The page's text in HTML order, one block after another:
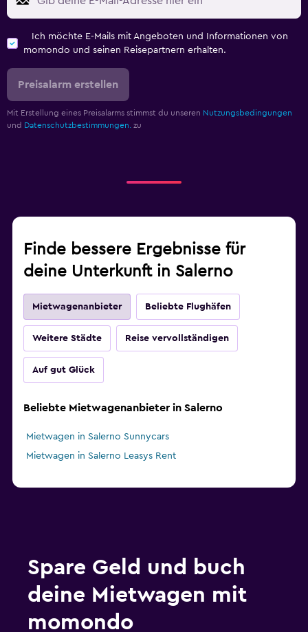
Ich möchte E-Mails mit Angeboten und Informationen von
momondo und seinen Reisepartnern erhalten.
Preisalarm erstellen
Mit Erstellung eines Preisalarms stimmst du unseren Nutzungsbedingungen
und Datenschutzbestimmungen. zu
Finde bessere Ergebnisse für
deine Unterkunft in Salerno
Mietwagenanbieter Beliebte Flughäfen
Weitere Städte Reise vervollständigen
Auf gut Glück
Beliebte Mietwagenanbieter in Salerno
Mietwagen in Salerno Sunnycars
Mietwagen in Salerno Leasys Rent
Spare Geld und buch
deine Mietwagen mit
momondo